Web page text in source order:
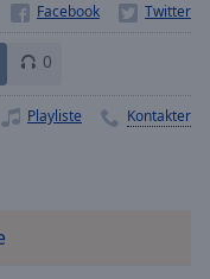
0
Playliste Kontakter